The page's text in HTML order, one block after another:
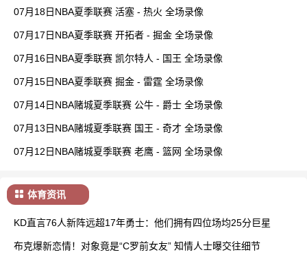
07月18日NBA夏季联赛 活塞 - 热火 全场录像
07月17日NBA夏季联赛 开拓者 - 掘金 全场录像
07月16日NBA夏季联赛 凯尔特人 - 国王 全场录像
07月15日NBA夏季联赛 掘金 - 雷霆 全场录像
07月14日NBA赌城夏季联赛 公牛 - 爵士 全场录像
07月13日NBA赌城夏季联赛 国王 - 奇才 全场录像
07月12日NBA赌城夏季联赛 老鹰 - 篮网 全场录像
体育资讯
KD直言76人新阵远超17年勇士：他们拥有四位场均25分巨星
布克爆新恋情！对象竟是“C罗前女友” 知情人士曝交往细节